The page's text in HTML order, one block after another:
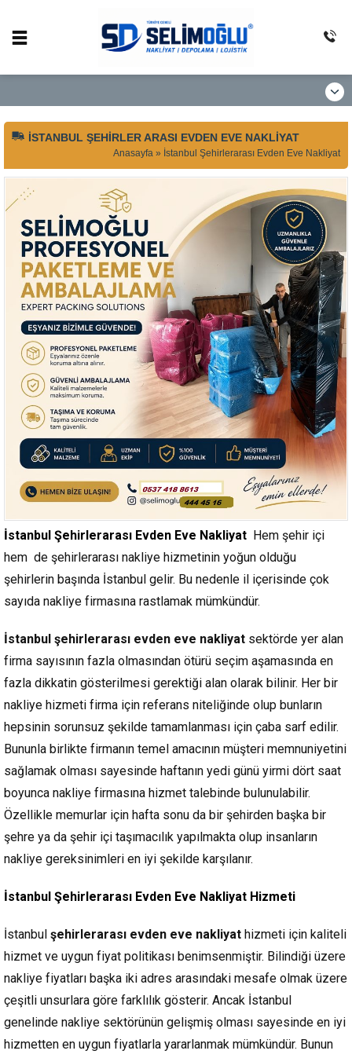
İSTANBUL ŞEHIRLER ARASI EVDEN EVE NAKLIYAT
Anasayfa » İstanbul Şehirlerarası Evden Eve Nakliyat
İstanbul Şehirlerarası Evden Eve Nakliyat Hem şehir içi
hem de şehirlerarası nakliye hizmetinin yoğun olduğu
şehirlerin başında İstanbul gelir. Bu nedenle il içerisinde çok
sayıda nakliye firmasına rastlamak mümkündür.
İstanbul şehirlerarası evden eve nakliyat sektörde yer alan
firma sayısının fazla olmasından ötürü seçim aşamasında en
fazla dikkatin gösterilmesi gerektiği alan olarak bilinir. Her bir
nakliye hizmeti firma için referans niteliğinde olup bunların
hepsinin sorunsuz şekilde tamamlanması için çaba sarf edilir.
Bununla birlikte firmanın temel amacının müşteri memnuniyetini
sağlamak olması sayesinde haftanın yedi günü yirmi dört saat
boyunca nakliye firmasına hizmet talebinde bulunulabilir.
Özellikle memurlar için hafta sonu da bir şehirden başka bir
şehre ya da şehir içi taşımacılık yapılmakta olup insanların
nakliye gereksinimleri en iyi şekilde karşılanır.
İstanbul Şehirlerarası Evden Eve Nakliyat Hizmeti
İstanbul şehirlerarası evden eve nakliyat hizmeti için kaliteli
hizmet ve uygun fiyat politikası benimsenmiştir. Bilindiği üzere
nakliye fiyatları başka iki adres arasındaki mesafe olmak üzere
çeşitli unsurlara göre farklılık gösterir. Ancak İstanbul
genelinde nakliye sektörünün gelişmiş olması sayesinde en iyi
hizmetten en uygun fiyatlarla yararlanmak mümkündür. Bunun